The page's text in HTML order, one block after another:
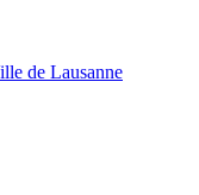
de Lausanne